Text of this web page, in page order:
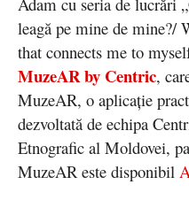
leagă pe mine de mine?/
that connects me to
MuzeAR by Centric,
MuzeAR, o aplicație
dezvoltată de echipa
Etnografic al Moldovei,
MuzeAR este disponibil